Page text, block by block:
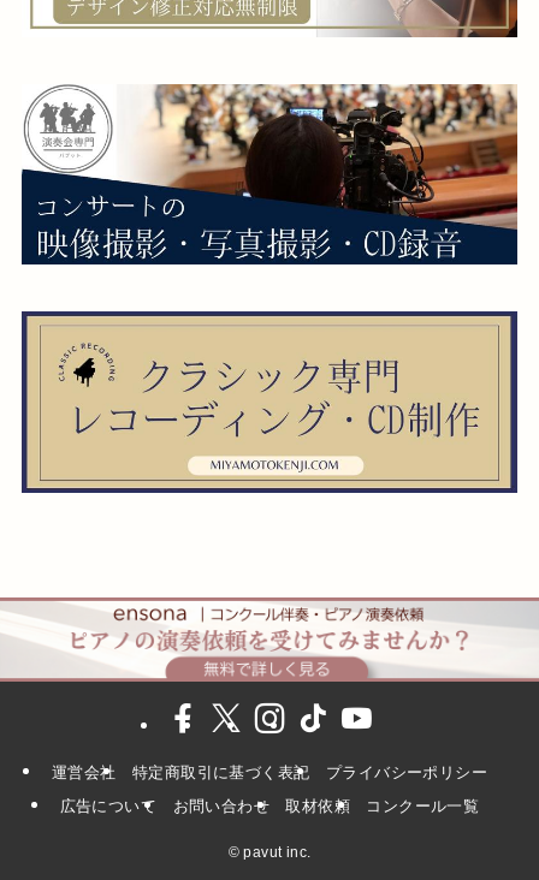
運営会社 特定商取引に基づく表記
プライバシーポリシー
広告について
お問い合わせ 取材依頼 コンクール一覧
©pavut inc.